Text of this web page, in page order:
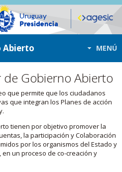
Abierto MENÚ
Gobierno Abierto
que permite que los ciudadanos
que integran los Planes de acción
tienen por objetivo promover la
la participación y Colaboración
por los organismos del Estado y
un proceso de co-creación y